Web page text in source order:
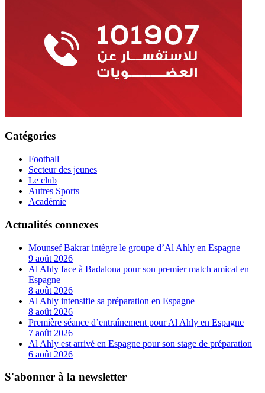
Catégories
Football
Secteur des jeunes
Le club
Autres Sports
Académie
Actualités connexes
Mounsef Bakrar intègre le groupe d’Al Ahly en Espagne
9 août 2026
Al Ahly face à Badalona pour son premier match amical en
Espagne
8 août 2026
Al Ahly intensifie sa préparation en Espagne
8 août 2026
Première séance d’entraînement pour Al Ahly en Espagne
7 août 2026
Al Ahly est arrivé en Espagne pour son stage de préparation
6 août 2026
S'abonner à la newsletter